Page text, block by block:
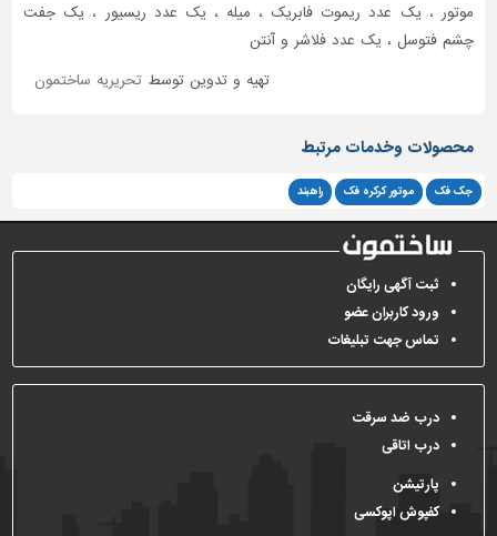
موتور ، یک عدد ریموت فابریک ، میله ، یک عدد ریسیور ، یک جفت
چشم فتوسل ، یک عدد فلاشر و آنتن
تهیه و تدوین توسط تحریریه ساختمون
محصولات وخدمات مرتبط
جک فک موتور کرکره فک راهبند
ثبت آگهی رایگان
ورود کاربران عضو
تماس جهت تبلیغات
درب ضد سرقت
درب اتاقی
پارتیشن
کفپوش اپوکسی